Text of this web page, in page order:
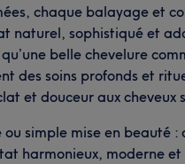
chaque balayage et
naturel, sophistiqué et
belle chevelure
des soins profonds et
et douceur aux cheveux
simple mise en beauté
harmonieux, moderne